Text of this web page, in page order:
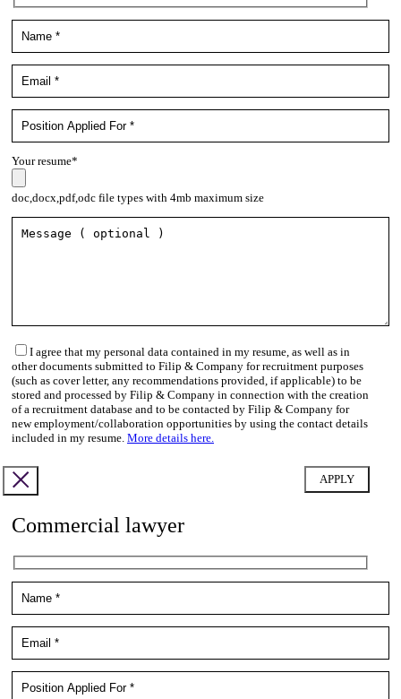
Your resume*
doc,docx,pdf,odc file types with 4mb maximum size
I agree that my personal data contained in my resume, as well as in
other documents submitted to Filip & Company for recruitment purposes
(such as cover letter, any recommendations provided, if applicable) to be
stored and processed by Filip & Company in connection with the creation
of a recruitment database and to be contacted by Filip & Company for
new employment/collaboration opportunities by using the contact details
included in my resume. More details here.
Commercial lawyer